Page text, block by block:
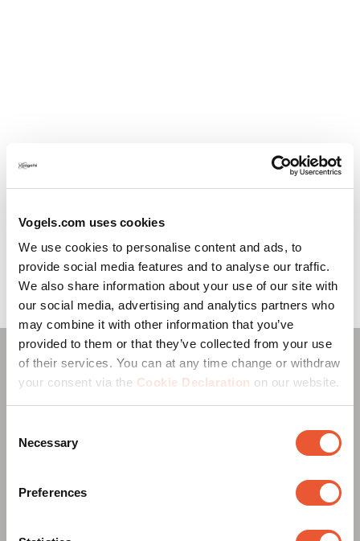
Vogels.com uses cookies
We use cookies to personalise content and ads, to
provide social media features and to analyse our traffic.
We also share information about your use of our site with
our social media, advertising and analytics partners who
may combine it with other information that you’ve
provided to them or that they’ve collected from your use
of their services. You can at any time change or withdraw
your consent via the Cookie Declaration on our website.
Selection
Necessary
Preferences
Monture pop-out parfaite
pour les niches
Le support d’affichage Pop-out de Vogel’s est
particulièrement adapté aux espaces restreints, grâce à
Son mécanisme d’extraction permet de faire sortir et
Une solution idéale pour améliorer l’accessibilité,